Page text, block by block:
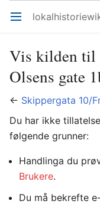
Åpne hovedmenyen
Vis kilden til
Olsens gate
← Skippergata 10/
Du har ikke
følgende grunner:
Handlinga du
Brukere.
Du må bekrefte